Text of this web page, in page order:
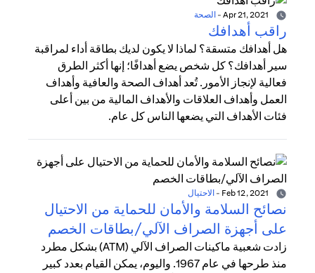
- الصحة
راقب أهدافك
هل أهدافك متسقة؟ لماذا لا يكون لديك بطاقة أداء لمراقبة
سير أهدافك؟ كل شخص يضع أهدافًا؛ إنها أكثر الطرق
فعالية لإنجاز الأمور. تُعد أهداف الصحة والعافية وأهداف
العمل وأهداف العلاقات والأهداف المالية من بين أعلى
فئات الأهداف التي يضعها الناس كل عام.
- الاحتيال
نصائح السلامة والأمان للحماية من الاحتيال
على أجهزة الصراف الآلي/بطاقات الخصم
زادت شعبية ماكينات الصراف الآلي (ATM) بشكل مطرد
منذ طرحها في عام 1967. واليوم، يمكن القيام بعدد كبير